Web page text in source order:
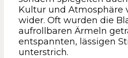
Kultur und Atmosphäre
wider. Oft wurden die
aufrollbaren Ärmeln
entspannten, lässigen
unterstrich.